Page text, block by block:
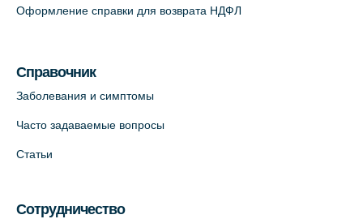
Оформление справки для возврата НДФЛ
Справочник
Заболевания и симптомы
Часто задаваемые вопросы
Статьи
Сотрудничество